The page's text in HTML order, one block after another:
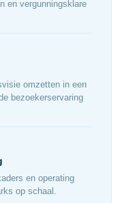
en vergunningsklare
omzetten in een
bezoekerservaring
en operating
op schaal.